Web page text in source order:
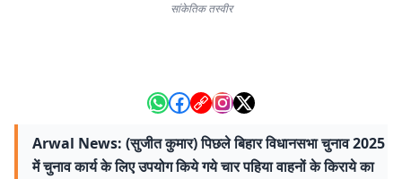
सांकेतिक तस्वीर
Arwal News: (सुजीत कुमार) पिछले बिहार विधानसभा चुनाव 2025
में चुनाव कार्य के लिए उपयोग किये गये चार पहिया वाहनों के किराये का